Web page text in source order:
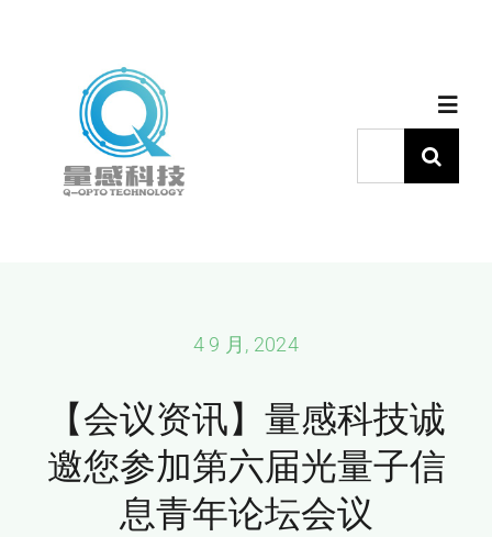
应用中心
下载中心
索：
4 9 月, 2024
【会议资讯】量感科技诚
邀您参加第六届光量子信
息青年论坛会议